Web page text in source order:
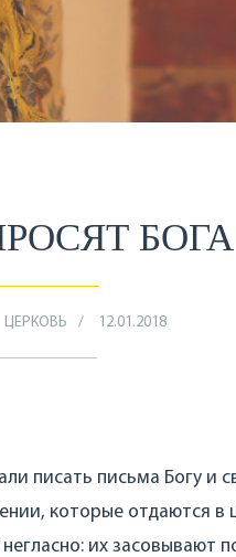
ЦЕРКОВЬ 12.01.2018
писать письма Богу и
которые отдаются в
их засовывают